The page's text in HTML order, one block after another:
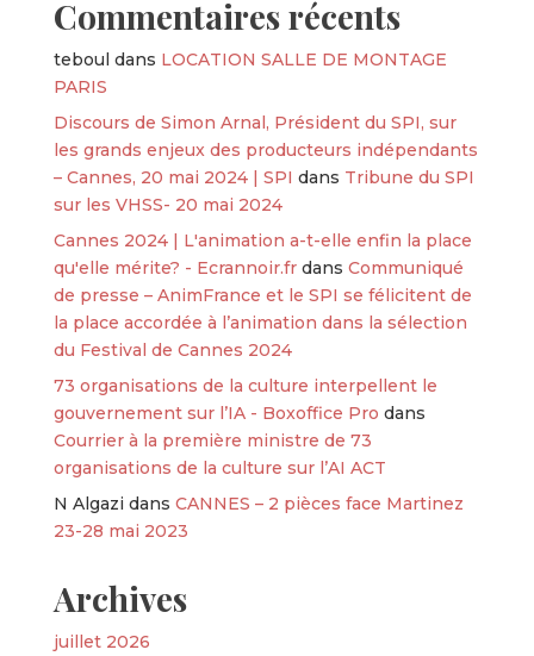
Commentaires récents
teboul dans LOCATION SALLE DE MONTAGE
PARIS
Discours de Simon Arnal, Président du SPI, sur
les grands enjeux des producteurs indépendants
– Cannes, 20 mai 2024 | SPI dans Tribune du SPI
sur les VHSS- 20 mai 2024
Cannes 2024 | L'animation a-t-elle enfin la place
qu'elle mérite? - Ecrannoir.frdans Communiqué
de presse – AnimFrance et le SPI se félicitent de
la place accordée à l’animation dans la sélection
du Festival de Cannes 2024
73 organisations de la culture interpellent le
gouvernement sur l’IA - Boxoffice Pro dans
Courrier à la première ministre de 73
organisations de la culture sur l’AI ACT
N Algazi dans CANNES – 2 pièces face Martinez
23-28 mai 2023
Archives
juillet 2026